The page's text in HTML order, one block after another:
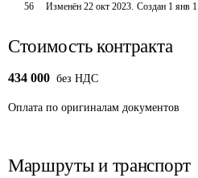
56 Изменён22 окт 2023. Создан 1 янв 1
Стоимость контракта
434 000 без НДС
Оплата по оригиналам документов
Маршруты и транспорт